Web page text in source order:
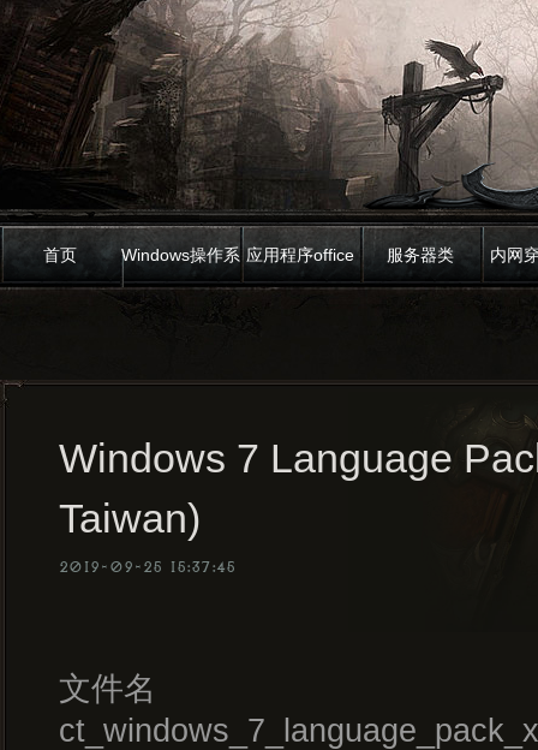
首页 Windows操作系 应用程序office 服务器类 内网
Windows 7 Language
Taiwan)
2019-09-25 15:37:45
文件名